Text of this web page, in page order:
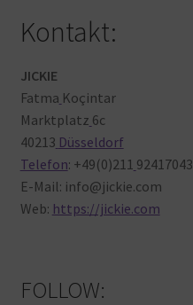
Kontakt:
JICKIE
Fatma Koçintar
Marktplatz 6c
40213 Düsseldorf
Telefon: +49(0)211 92417043
E-Mail: info@jickie.com
Web: https://jickie.com
FOLLOW: